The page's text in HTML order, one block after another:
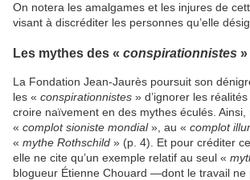
On notera les amalgames et les injures de
visant à discréditer les personnes qu’elle
Les mythes des « conspirationnistes »
La Fondation Jean-Jaurès poursuit son
les « conspirationnistes » d’ignorer les
croire naïvement en des mythes éculés. Ainsi,
« complot sioniste mondial», au « complot
« mythe Rothschild » (p. 4). Et pour créditer
elle ne cite qu’un exemple relatif au seul «
blogueur Étienne Chouard —dont le travail ne